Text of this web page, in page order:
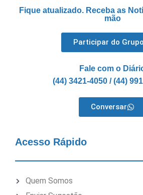
Fique atualizado. Receba as
mão
Participar do Grupo
Fale com o
(44) 3421-4050 / (44)
Conversar
Acesso Rápido
Quem Somos